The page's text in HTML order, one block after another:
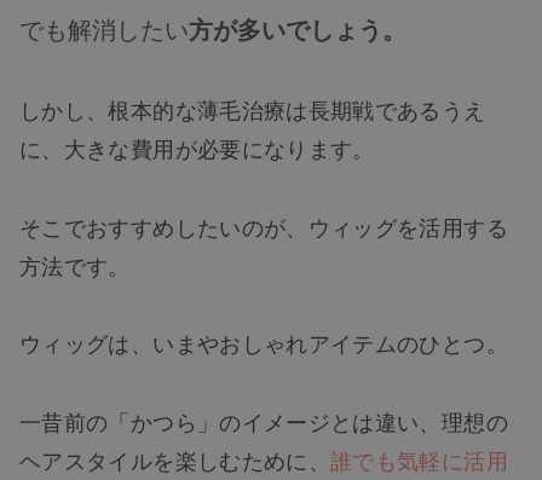
でも解消したい方が多いでしょう。
しかし、根本的な薄毛治療は長期戦であるうえ
に、大きな費用が必要になります。
そこでおすすめしたいのが、ウィッグを活用する
方法です。
ウィッグは、いまやおしゃれアイテムのひとつ。
一昔前の「かつら」のイメージとは違い、理想の
ヘアスタイルを楽しむために、誰でも気軽に活用